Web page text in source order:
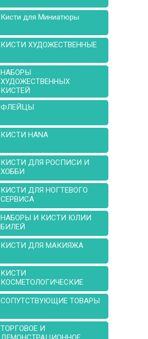
Кисти для Миниатюры
КИСТИ ХУДОЖЕСТВЕННЫЕ
НАБОРЫ
ХУДОЖЕСТВЕННЫХ
КИСТЕЙ
ФЛЕЙЦЫ
КИСТИ HANA
КИСТИ ДЛЯ РОСПИСИ И
ХОББИ
КИСТИ ДЛЯ НОГТЕВОГО
СЕРВИСА
НАБОРЫ И КИСТИ ЮЛИИ
БИЛЕЙ
КИСТИ ДЛЯ МАКИЯЖА
КИСТИ
КОСМЕТОЛОГИЧЕСКИЕ
СОПУТСТВУЮЩИЕ ТОВАРЫ
ТОРГОВОЕ И